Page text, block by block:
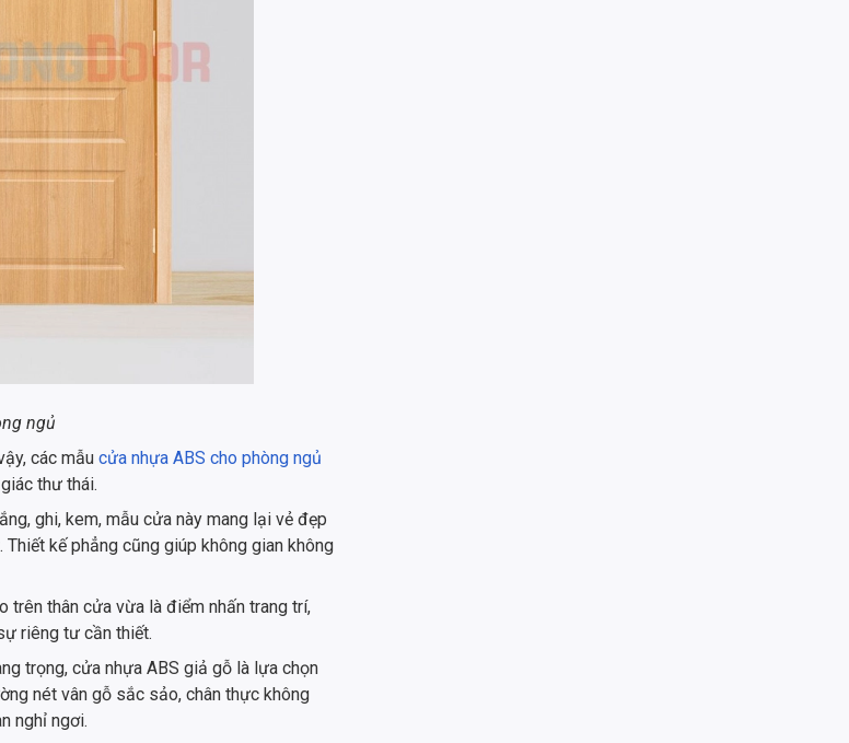
ngủ
các mẫu cửa nhựa ABS cho phòng ngủ
thư thái.
ghi, kem, mẫu cửa này mang lại vẻ đẹp
kế phẳng cũng giúp không gian không
trên thân cửa vừa là điểm nhấn trang trí,
riêng tư cần thiết.
trọng, cửa nhựa ABS giả gỗ là lựa chọn
nét vân gỗ sắc sảo, chân thực không
nghỉ ngơi.